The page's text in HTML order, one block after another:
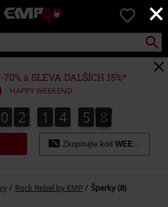
×
EMP
Hudba,
filmy
&
seriály,
Merch
pro
hráče,
Alternativní
móda
0
a SLEVA DALŠÍCH 15%*
HAPPY WEEKEND
0
0 2
2 1
1 4
5
4 5
0
5 7
8
7
9
8
Zkopírujte kód WEEKEND
Rock Rebel by EMP Šperky (8)